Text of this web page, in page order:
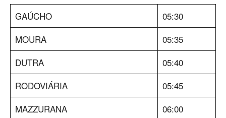
GAÚCHO
05:30
MOURA
05:35
DUTRA
05:40
RODOVIÁRIA
05:45
MAZZURANA
06:00